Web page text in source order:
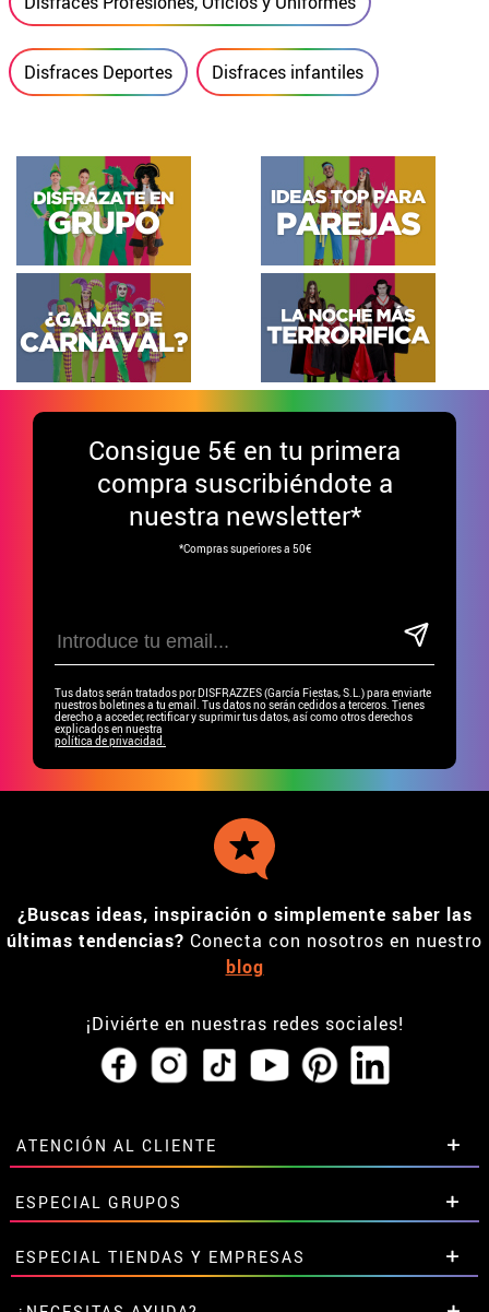
Disfraces Deportes Disfraces infantiles
Consigue 5€ en tu primera
compra suscribiéndote a
nuestra newsletter*
*Compras superiores a 50€
Tus datos serán tratados por DISFRAZZES (García Fiestas, S.L.) para enviarte
nuestros boletines a tu email. Tus datos no serán cedidos a terceros. Tienes
derecho a acceder, rectificar y suprimir tus datos, así como otros derechos
explicados en nuestra
política de privacidad.
¿Buscas ideas, inspiración o simplemente saber las
últimas tendencias? Conecta con nosotros en nuestro
blog
¡Diviérte en nuestras redes sociales!
ATENCIÓN AL CLIENTE
• Horario tienda IBI
•Descuento estudiantes
• Sobre nosotros
• Condiciones de venta
• Aviso legal yPrivacidad
ESPECIAL GRUPOS
Descuentos especiales para grupos.
Contáctanos aquí
ESPECIAL TIENDAS Y EMPRESAS